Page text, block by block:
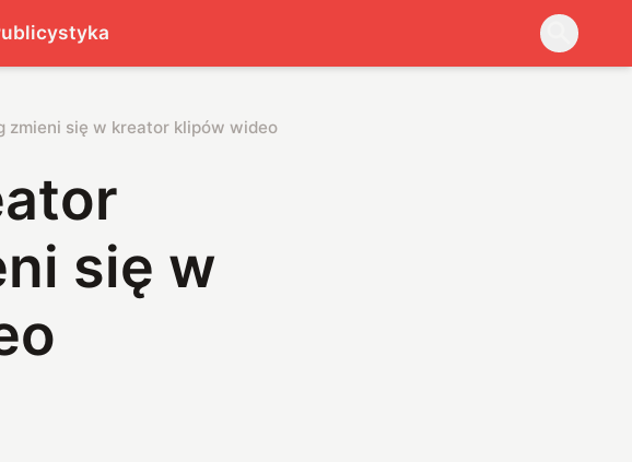
zmieni się w kreator klipów wideo
się w